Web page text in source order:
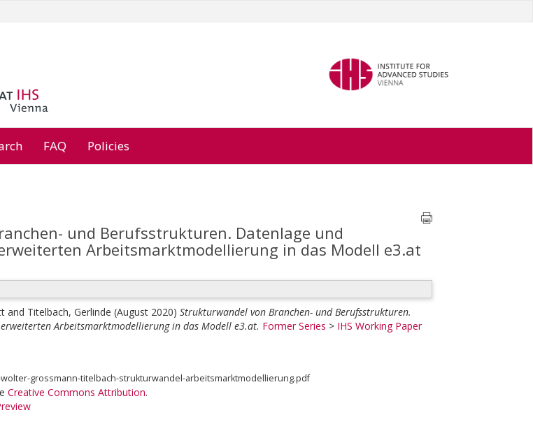
FAQ Policies
und Berufsstrukturen. Datenlage und
Arbeitsmarktmodellierung in das Modell e3.at
and Titelbach, Gerlinde (August 2020) Strukturwandel von Branchen- und Berufsstrukturen.
Arbeitsmarktmodellierung in das Modell e3.at. Former Series > IHS Working Paper
grossmann-titelbach-strukturwandel-arbeitsmarktmodellierung.pdf
Creative Commons Attribution.